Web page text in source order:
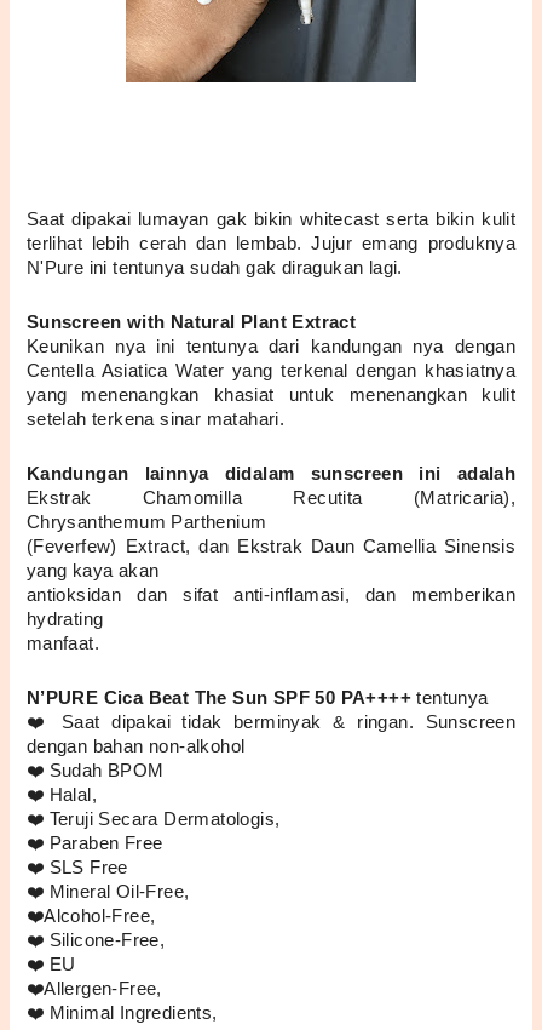
Saat dipakai lumayan gak bikin whitecast serta bikin kulit
terlihat lebih cerah dan lembab. Jujur emang produknya
N'Pure ini tentunya sudah gak diragukan lagi.
Sunscreen with Natural Plant Extract
Keunikan nya ini tentunya dari kandungan nya dengan
Centella Asiatica Water yang terkenal dengan khasiatnya
yang menenangkan khasiat untuk menenangkan kulit
setelah terkena sinar matahari.
Ekstrak Chamomilla Recutita (Matricaria),
Chrysanthemum Parthenium
(Feverfew) Extract, dan Ekstrak Daun Camellia Sinensis
yang kaya akan
antioksidan dan sifat anti-inflamasi, dan memberikan
hydrating
manfaat.
N’PURE Cica Beat The Sun SPF 50 PA++++ tentunya
❤️ Saat dipakai tidak berminyak & ringan. Sunscreen
dengan bahan non-alkohol
❤️ Sudah BPOM
❤️ Halal,
❤️ Teruji Secara Dermatologis,
❤️ Paraben Free
❤️ SLS Free
❤️ Mineral Oil-Free,
❤️Alcohol-Free,
❤️ Silicone-Free,
❤️ EU
❤️Allergen-Free,
❤️ Minimal Ingredients,